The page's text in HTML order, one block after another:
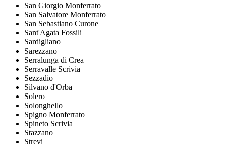
San Giorgio Monferrato
San Salvatore Monferrato
San Sebastiano Curone
Sant'Agata Fossili
Sardigliano
Sarezzano
Serralunga di Crea
Serravalle Scrivia
Sezzadio
Silvano d'Orba
Solero
Solonghello
Spigno Monferrato
Spineto Scrivia
Stazzano
Strevi